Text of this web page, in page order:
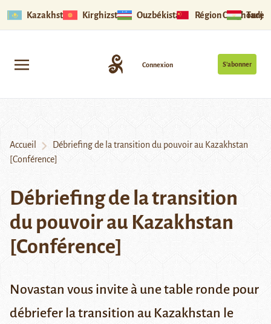
Kazakhstan Kirghizstan Ouzbékistan Région Ouïghoure
S’abonner
Connexion
Accueil
Débriefing de la transition du pouvoir au Kazakhstan
[Conférence]
Débriefing de la transition
du pouvoir au Kazakhstan
[Conférence]
Novastan vous invite à une table ronde pour
débriefer la transition au Kazakhstan le